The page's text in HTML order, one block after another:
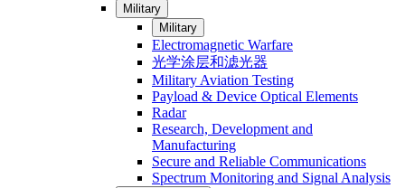
Military
Military
Electromagnetic Warfare
光学涂层和滤光器
Military Aviation Testing
Payload & Device Optical Elements
Radar
Research, Development and
Manufacturing
Secure and Reliable Communications
Spectrum Monitoring and Signal Analysis